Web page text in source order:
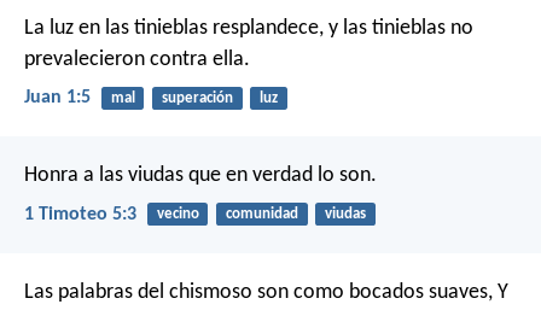
La luz en las tinieblas resplandece, y las tinieblas no
prevalecieron contra ella.
Juan 1:5 mal superación luz
Honra a las viudas que en verdad lo son.
1 Timoteo 5:3 vecino comunidad viudas
Las palabras del chismoso son como bocados suaves, Y